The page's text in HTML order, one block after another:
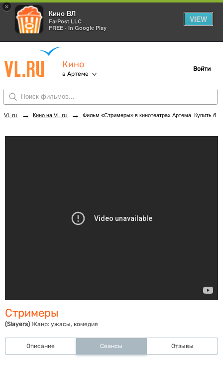
×
Кино ВЛ
FarPost LLC
FREE - In Google Play
VIEW
Кино
в Артеме
Войти
VL.ru → Кино на VL.ru → Фильм «Стримеры» в кинотеатрах Артема. Купить билеты!
Стримеры
(Slayers) Жанр: ужасы, комедия
Описание Сеансы Отзывы